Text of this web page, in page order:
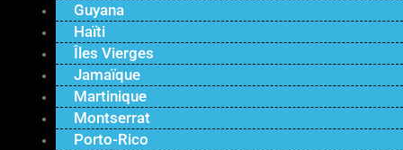
Guyana
Haïti
Îles Vierges
Jamaïque
Martinique
Montserrat
Porto-Rico